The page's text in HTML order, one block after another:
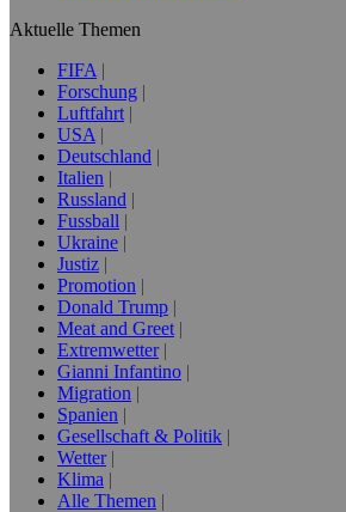
Aktuelle Themen
FIFA
Forschung
Luftfahrt
USA
Deutschland
Italien
Russland
Fussball
Ukraine
Justiz
Promotion
Donald Trump
Meat and Greet
Extremwetter
Gianni Infantino
Migration
Spanien
Gesellschaft & Politik
Wetter
Klima
Alle Themen